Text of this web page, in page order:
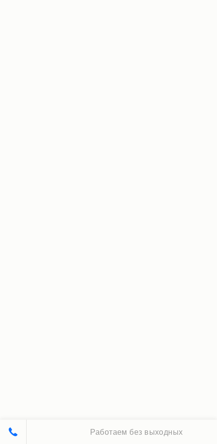
Работаем без выходных